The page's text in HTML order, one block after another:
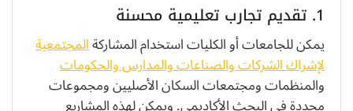
1. تقديم تجارب تعليمية محسنة
يمكن للجامعات أو الكليات استخدام المشاركةالمجتمعية
لإشراك الشركات والصناعات والمدارس والحكومات
والمنظمات ومجتمعات السكان الأصليين ومجموعات